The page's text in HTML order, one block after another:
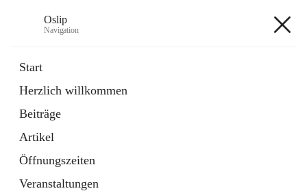
Oslip
Navigation
Start
Herzlich willkommen
Beiträge
Artikel
Öffnungszeiten
Veranstaltungen
Externe Webseite
in
Tab
Bundeskanzleramt Österreich
Externe Webseite
öffnet
in
neuem
Tab